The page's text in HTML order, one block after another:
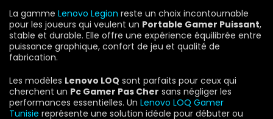
La gamme Lenovo Legion reste un choix incontournable
pour les joueurs qui veulent un Portable Gamer Puissant,
stable et durable. Elle offre une expérience équilibrée entre
puissance graphique, confort de jeu et qualité de
fabrication.
Les modèles Lenovo LOQ sont parfaits pour ceux qui
cherchent un Pc Gamer Pas Cher sans négliger les
performances essentielles. Un Lenovo LOQ Gamer
Tunisie représente une solution idéale pour débuter ou